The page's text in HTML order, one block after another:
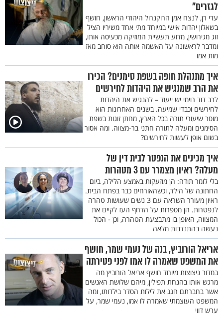
לגזרים"
עדי רן, לנצח אמן הרוקנרול היהודי הראשון, חושף
בשאלון יהדות אישי במיוחד מתי אחד משיריו הציל
זוג מגירושין, מדוע תעשיית המוזיקה מכעיסה אותו,
ומדבר לראשונה על האשמה אותה הוא סוחב מאז
מות אמו
איך מתנהלת חופה בשפת סימנים? הכירו
את הרב שמנגיש את היהדות לחירשים
לרב דוד רוימי יש ייעוד – להנגיש את היהדות
לחירשים וכבדי שמיעה. בשנים האחרונות הוא
מוסר שיעורי תורה בכל הארץ, מחתן זוגות בשפת
הסימנים ומעלה לתורה חתני בר-מצווה. ומה אסור
בשום אופן לעשות לחירשים?
איך מכינים את הנפטר לבית דין של
מעלה? ראיון מצמרר עם 3 מטהרות
בלי לומר תודה: הן מוזעקות באמצע הלילה, ביום
החתונה של הילד, וכשהאורחים כבר בפתח הבית.
ראיון מעורר השראה עם 3 נשים שעושות טהרה
לנפטרות. הן מספרות על הדחף העז לקיים את
המצווה, האופן בו מתבצעת הטהרה, וכן - הכול
נעשה בהתנדבות מלאה
אריאל הורוביץ, בנה של נעמי שמר, חושף
את המשפט שאמרה לו אמו לפני פטירתה
במדור ניצוצות מיוחד חושף אריאל הורוביץ מה
מרגש אותו בהנחת תפילין, מיהם שלושת האנשים
אשר בחברתם חגג את לילות הסדר בילדותו, ומה
המשפט העוצמתי שאמרה לו אמו, נעמי שמר, על
ערש דווי